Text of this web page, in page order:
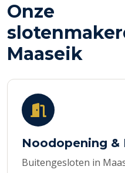
Onze
Maaseik
Noodopening
Buitengesloten in